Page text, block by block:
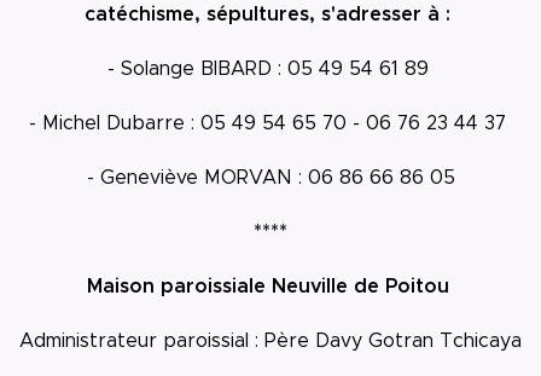
catéchisme, sépultures, s'adresser à :
- Solange BIBARD : 05 49 54 61 89
- Michel Dubarre : 05 49 54 65 70 - 06 76 23 44 37
- Geneviève MORVAN : 06 86 66 86 05
****
Maison paroissiale Neuville de Poitou
Administrateur paroissial : Père Davy Gotran Tchicaya